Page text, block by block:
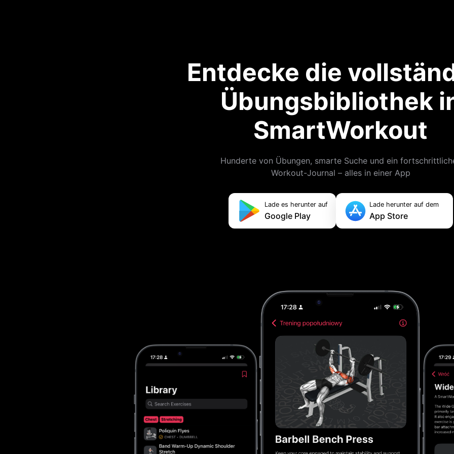
Entdecke die
Übungsbibliothek
SmartWorkout
Hunderte von Übungen, smarte Suche und ein
Workout-Journal – alles in einer App
Lade es herunter auf
Google Play
Lade herunter auf dem
App Store